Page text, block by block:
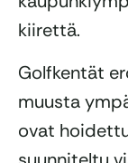
kiirettä.
Golfkentät
muusta
ovat